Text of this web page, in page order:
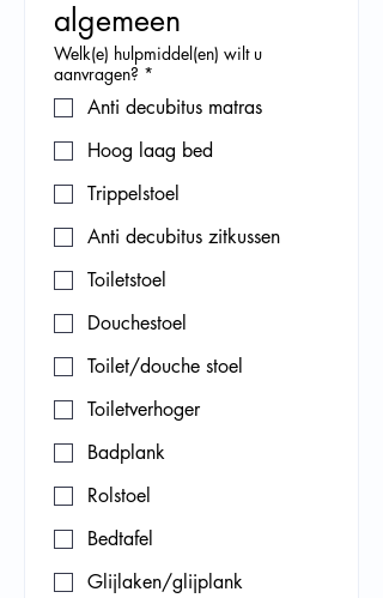
algemeen
Welk(e) hulpmiddel(en) wilt u
aanvragen? *
Anti decubitus matras
Hoog laag bed
Trippelstoel
Anti decubitus zitkussen
Toiletstoel
Douchestoel
Toilet/douche stoel
Toiletverhoger
Badplank
Rolstoel
Bedtafel
Glijlaken/glijplank